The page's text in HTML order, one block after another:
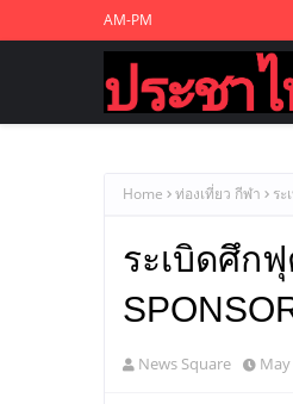
AM-PM
Home ท่องเที่ยว กีฬา ระ
ระเบิดศึก
News Square May